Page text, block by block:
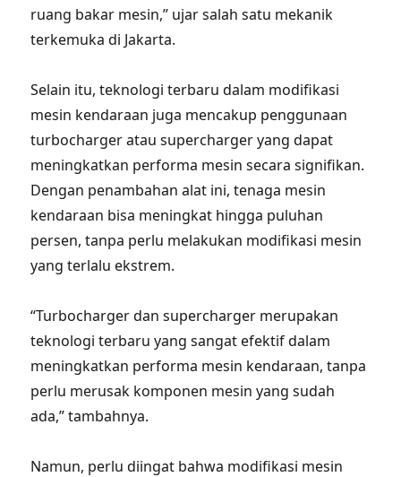
ruang bakar mesin,” ujar salah satu mekanik
terkemuka di Jakarta.
Selain itu, teknologi terbaru dalam modifikasi
mesin kendaraan juga mencakup penggunaan
turbocharger atau supercharger yang dapat
meningkatkan performa mesin secara signifikan.
Dengan penambahan alat ini, tenaga mesin
kendaraan bisa meningkat hingga puluhan
persen, tanpa perlu melakukan modifikasi mesin
yang terlalu ekstrem.
“Turbocharger dan supercharger merupakan
teknologi terbaru yang sangat efektif dalam
meningkatkan performa mesin kendaraan, tanpa
perlu merusak komponen mesin yang sudah
ada,” tambahnya.
Namun, perlu diingat bahwa modifikasi mesin